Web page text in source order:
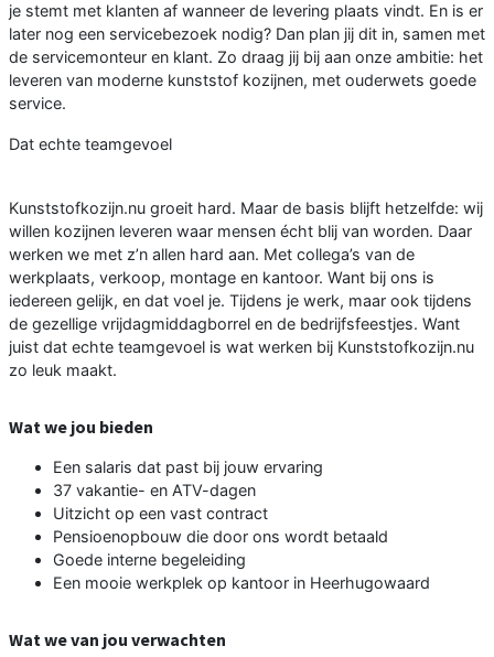
je stemt met klanten af wanneer de levering plaats vindt. En is er
later nog een servicebezoek nodig? Dan plan jij dit in, samen met
de servicemonteur en klant. Zo draag jij bij aan onze ambitie: het
leveren van moderne kunststof kozijnen, met ouderwets goede
service.
Dat echte teamgevoel
Kunststofkozijn.nu groeit hard. Maar de basis blijft hetzelfde: wij
willen kozijnen leveren waar mensen écht blij van worden. Daar
werken we met z’n allen hard aan. Met collega’s van de
werkplaats, verkoop, montage en kantoor. Want bij ons is
iedereen gelijk, en dat voel je. Tijdens je werk, maar ook tijdens
de gezellige vrijdagmiddagborrel en de bedrijfsfeestjes. Want
juist dat echte teamgevoel is wat werken bij Kunststofkozijn.nu
zo leuk maakt.
Wat we jou bieden
Een salaris dat past bij jouw ervaring
37 vakantie- en ATV-dagen
Uitzicht op een vast contract
Pensioenopbouw die door ons wordt betaald
Goede interne begeleiding
Een mooie werkplek op kantoor in Heerhugowaard
Wat we van jou verwachten